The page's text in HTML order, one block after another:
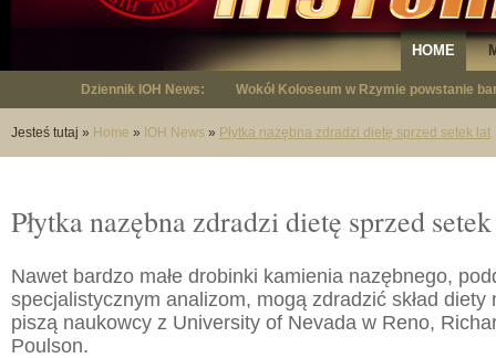
HOME
Dziennik IOH News: "Niepodległy - opowieść o Januszu
Jesteś tutaj » Home » IOH News » Płytka nazębna zdradzi dietę sprzed setek lat
Płytka nazębna zdradzi dietę sprzed
Nawet bardzo małe drobinki kamienia nazębnego,
specjalistycznym analizom, mogą zdradzić skład diety
piszą naukowcy z University of Nevada w Reno,
Poulson.